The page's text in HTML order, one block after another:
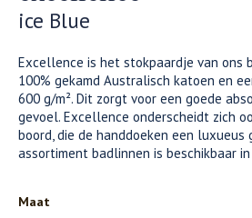
ice Blue
Excellence is het stokpaardje van ons
100% gekamd Australisch katoen en
600 g/m². Dit zorgt voor een goede
gevoel. Excellence onderscheidt zich
boord, die de handdoeken een
assortiment badlinnen is beschikbaar
Maat